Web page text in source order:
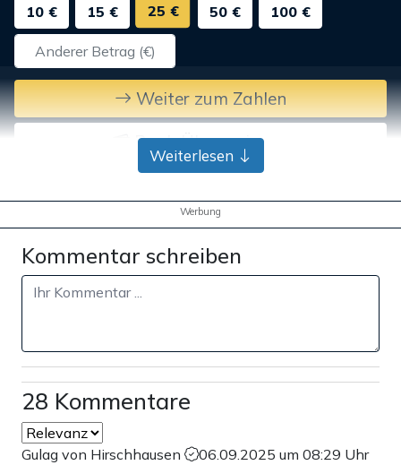
10 €
15 € 25 € 50 € 100 €
Weiter zum Zahlen
Bank-Überweisung
Weiterlesen
Werbung
Kommentar schreiben
28 Kommentare
Gulag von Hirschhausen
06.09.2025 um 08:29 Uhr